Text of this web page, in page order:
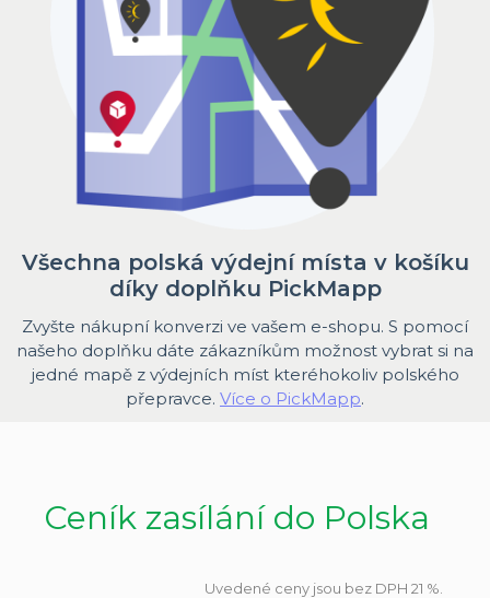
Všechna polská výdejní místa v košíku
díky doplňku PickMapp
Zvyšte nákupní konverzi ve vašem e-shopu. S pomocí
našeho doplňku dáte zákazníkům možnost vybrat si na
jedné mapě z výdejních míst kteréhokoliv polského
přepravce. Více o PickMapp.
Ceník zasílání do Polska
Uvedené ceny jsou bez DPH 21 %.